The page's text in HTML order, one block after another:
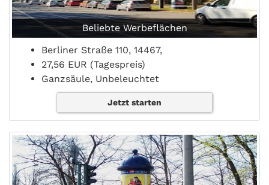
Beliebte Werbeflächen
Berliner Straße 110, 14467,
27,56 EUR (Tagespreis)
Ganzsäule, Unbeleuchtet
Jetzt starten